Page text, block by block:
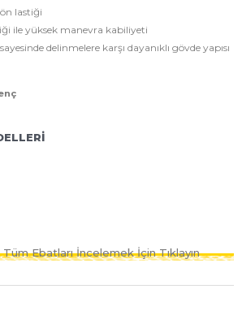
lastiği
ile yüksek manevra kabiliyeti
delinmelere karşı dayanıklı gövde yapısı
Ebatları İncelemek İçin Tıklayın